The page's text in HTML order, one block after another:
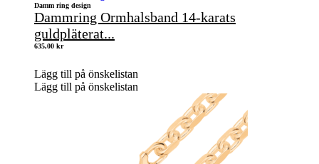
Damm ring design
Dammring Ormhalsband 14-karats
guldpläterat...
635,00 kr
Lägg till på önskelistan
Lägg till på önskelistan